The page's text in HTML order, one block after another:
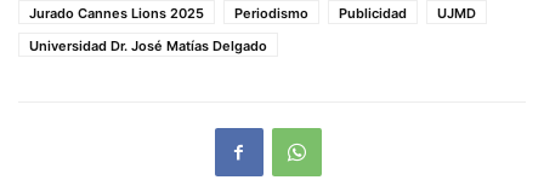
Jurado Cannes Lions 2025
Periodismo Publicidad
UJMD
Universidad Dr. José Matías Delgado